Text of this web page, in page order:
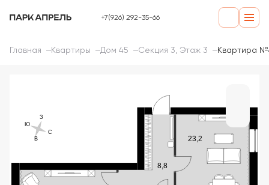
+7(926) 292-35-66
Главная Квартиры Дом 45 Секция 3, Этаж 3 Квартира